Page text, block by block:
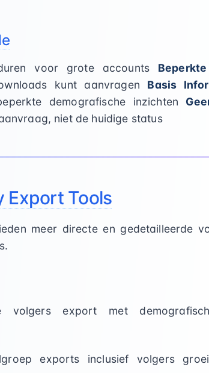
voor grote accounts
kunt aanvragen Basis
demografische inzichten
niet de huidige status
Tools
meer directe en gedetailleerde
volgers export met
exports inclusief volgers